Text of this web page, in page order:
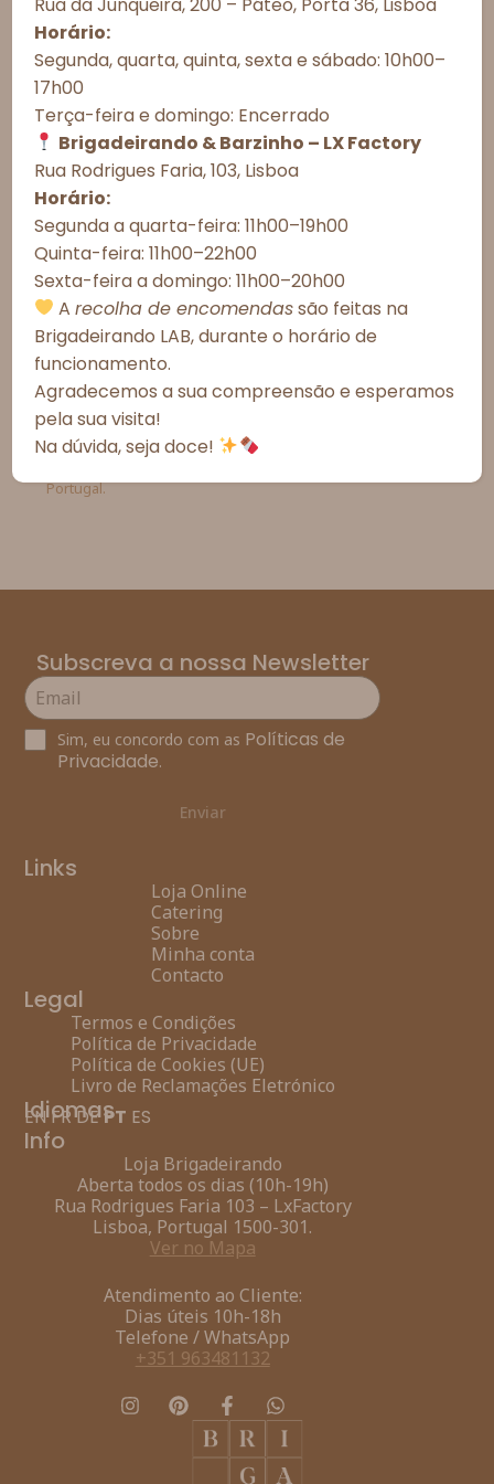
Para proporcionar as melhores experiências, utilizamos tecnologias
como cookies para armazenar e/ou acessar informações do
processar dados como comportamento de navegação ou IDs únicos
neste site. A não autorização ou a retirada do consentimento podem
afetar negativamente determinados recursos e funções.
Aceitar todos
Ver preferências
Política de Cookies Política de Privacidade – Brigadeirando
Observações do cliente:
Esgotado
Informações Importantes
Prazos de Entrega
Meios de Entrega
Alergénicos
*As fotografias são meramente ilustrativas.
Portugal.
Subscreva a nossa Newsletter
Sim, eu concordo com as Políticas de
Privacidade.
Enviar
Links
Loja Online
Catering
Sobre
Minha conta
Contacto
Legal
Termos e Condições
Política de Privacidade
Política de Cookies (UE)
Livro de Reclamações Eletrónico
Idiomas
EN FR DEPT ES
Info
Loja Brigadeirando
Aberta todos os dias (10h-19h)
Rua Rodrigues Faria 103 – LxFactory
Lisboa, Portugal 1500-301.
Ver no Mapa
Atendimento ao Cliente:
Dias úteis 10h-18h
Telefone / WhatsApp
+351 963481132
Horário:
Segunda, quarta, quinta, sexta e sábado: 10h00–
17h00
Terça-feira e domingo: Encerrado
Brigadeirando & Barzinho – LX Factory
Rua Rodrigues Faria, 103, Lisboa
Horário:
Segunda a quarta-feira: 11h00–19h00
Quinta-feira: 11h00–22h00
Sexta-feira a domingo: 11h00–20h00
Arecolha de encomendassão feitas na
Brigadeirando LAB, durante o horário de
funcionamento.
Agradecemos a sua compreensão e esperamos
pela sua visita!
Na dúvida, seja doce!